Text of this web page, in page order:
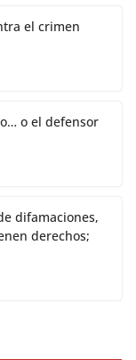
el crimen
o el defensor
difamaciones,
derechos;